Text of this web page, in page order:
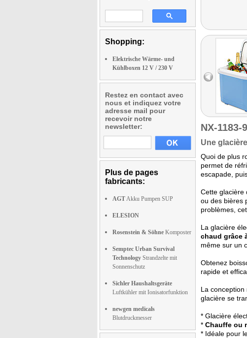
Shopping:
Elektrische Wärme- und
Kühlboxen 12 V / 230 V
Restez en contact avec
nous et indiquez votre
adresse mail pour
recevoir notre
newsletter:
Plus de pages
fabricants:
AGTAkku Pumpen SUP
ELESION
Rosenstein & Söhne Komposter
Semptec Urban Survival
Technology Strandzelte mit
Sonnenschutz
Sichler Haushaltsgeräte
Luftkühler mit Ionisatorfunktion
newgen medicals
Blutdruckmesser
NX-1183-
Une
Quoi de plus
permet de
escapade,
Cette glacière
ou des bières
problèmes,
La glacière
chaud grâce
même sur un
Obtenez
rapide et
La
glacière se
* Glacière
* Chauffe ou
* Idéale pour